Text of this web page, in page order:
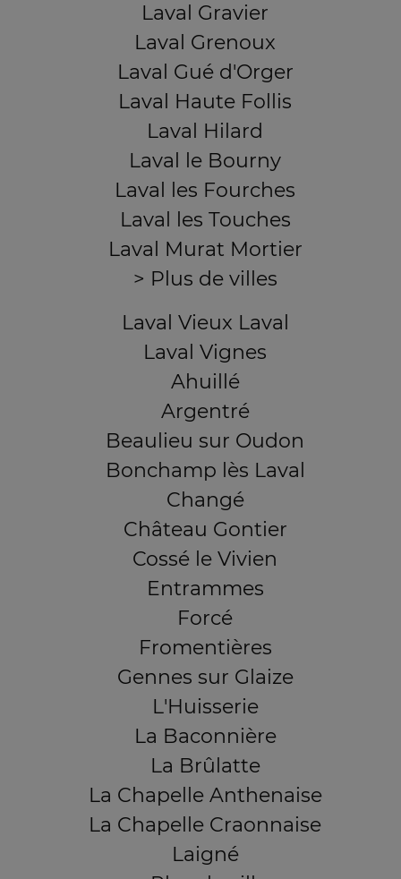
Laval Gravier
Laval Grenoux
Laval Gué d'Orger
Laval Haute Follis
Laval Hilard
Laval le Bourny
Laval les Fourches
Laval les Touches
Laval Murat Mortier
> Plus de villes
Laval Vieux Laval
Laval Vignes
Ahuillé
Argentré
Beaulieu sur Oudon
Bonchamp lès Laval
Changé
Château Gontier
Cossé le Vivien
Entrammes
Forcé
Fromentières
Gennes sur Glaize
L'Huisserie
La Baconnière
La Brûlatte
La Chapelle Anthenaise
La Chapelle Craonnaise
Laigné